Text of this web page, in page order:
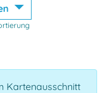
Kartenausschnitt